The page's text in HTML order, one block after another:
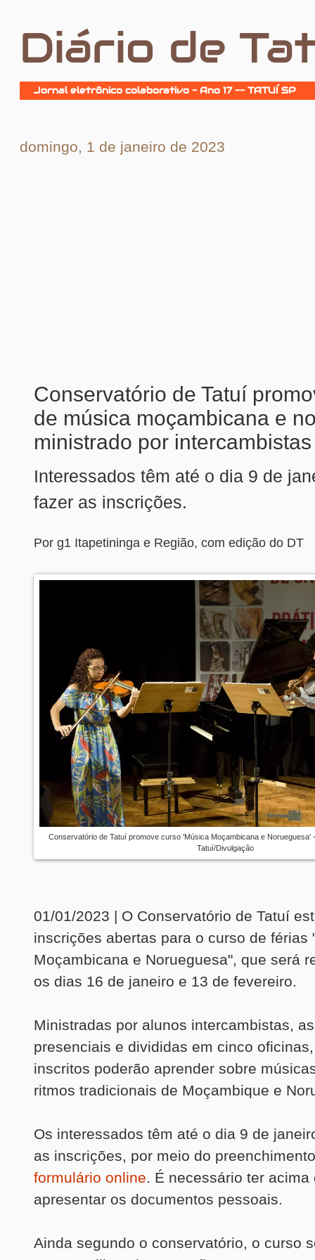
Diário de
Jornal eletrônico colaborativo - Ano 17 -- TATUÍ SP
domingo, 1 de janeiro de 2023
Conservatório de Tatuí
de música moçambicana e
ministrado por intercambistas
Interessados têm até o dia 9 de
fazer as inscrições.
Por g1 Itapetininga e Região, com edição do DT
Conservatório de Tatuí promove curso 'Música Moçambicana e
Tatuí/Divulgação
01/01/2023 | O Conservatório de Tatuí
inscrições abertas para o curso de férias
Moçambicana e Norueguesa", que será
os dias 16 de janeiro e 13 de fevereiro.
Ministradas por alunos intercambistas,
presenciais e divididas em cinco
inscritos poderão aprender sobre
ritmos tradicionais de Moçambique e
Os interessados têm até o dia 9 de
as inscrições, por meio do
formulário online. É necessário ter acima
apresentar os documentos pessoais.
Ainda segundo o conservatório, o curso